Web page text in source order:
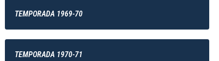
TEMPORADA 1969-70
TEMPORADA 1970-71